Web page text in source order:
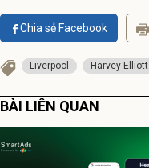
Chia sẻ Facebook
Liverpool Harvey Elliott
BÀI LIÊN QUAN